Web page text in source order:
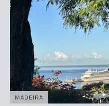
MADEIRA